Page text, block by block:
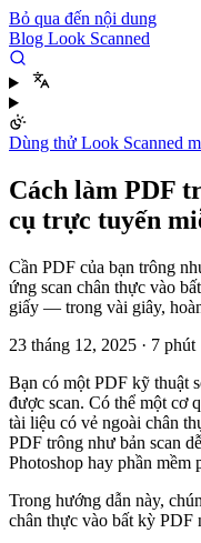
Bỏ qua đến nội dung
Blog Look Scanned
Dùng thử Look Scanned
Cách làm PDF
cụ trực tuyến
Cần PDF của bạn trông
ứng scan chân thực vào
giấy — trong vài giây,
23 tháng 12, 2025 · 7 phút
Bạn có một PDF kỹ thuật
được scan. Có thể một cơ
tài liệu có vẻ ngoài chân
PDF trông như bản scan
Photoshop hay phần mềm
Trong hướng dẫn này,
chân thực vào bất kỳ PDF